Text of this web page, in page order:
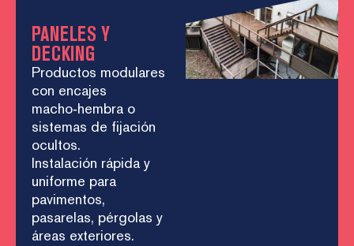
PANELES Y
DECKING
Productos modulares
con encajes
macho‑hembra o
sistemas de fijación
ocultos.
Instalación rápida y
uniforme para
pavimentos,
pasarelas, pérgolas y
áreas exteriores.